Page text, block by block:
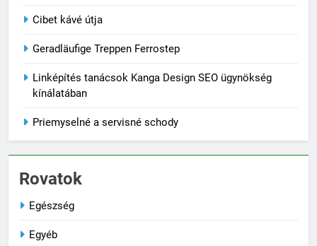
Cibet kávé útja
Geradläufige Treppen Ferrostep
Linképítés tanácsok Kanga Design SEO ügynökség
kínálatában
Priemyselné a servisné schody
Rovatok
Egészség
Egyéb